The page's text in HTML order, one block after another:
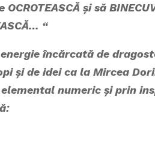
și să
“
încărcată de
și de idei ca la Mircea
numeric și prin